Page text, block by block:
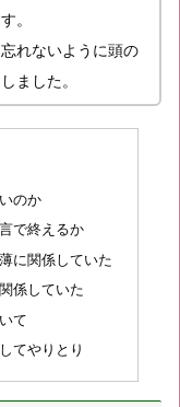
。
れないように頭の
ました。
のか
で終えるか
に関係していた
係していた
て
てやりとり